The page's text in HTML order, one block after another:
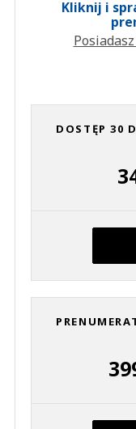
Kliknij i
DOSTĘP 30